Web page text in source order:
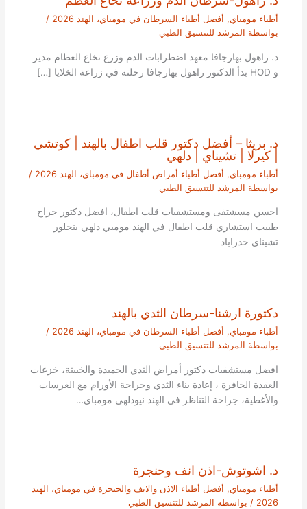
أطباء مومباي, أفضل أطباء السرطان في مومباي، الهند 2026
/
بواسطة المرشد للتنسيق الطبي
د. راهول بهارجافا معهد اضطرابات الدم وزرع نخاع العظام مدير
و HOD بدأ الدكتور راهول بهارجافا رحلته في زراعة الخلايا […]
د. بريثا – أفضل دكتور قلب اطفال بالهند | كوتشي
| كيرلا | تشيناي | دلهي
أطباء مومباي, أفضل أطباء أمراض أطفال في مومباي، الهند 2026
/
بواسطة المرشد للتنسيق الطبي
احسن مسشتفى ومستشفيات قلب اطفال، افضل دكتور جراح
طبيب استشاري قلب اطفال في الهند مومبي دلهي بنجلور
تشيناي حدراباد
دكتورة ارشنا-سرطان الثدي بالهند
أطباء مومباي, أفضل أطباء السرطان في مومباي، الهند 2026
/
بواسطة المرشد للتنسيق الطبي
افضل مستشفيات دكتور أمراض الثدي الحميدة والخبيثة، خزعات
العقدة الخافرة ، إعادة بناء الثدي وجراحة الأورام مع الغرسات
والأغطية، جراحة التناظر في الهند نيودلهي مومباي…
د. اشوتوش-اذن انف وحنجرة
أطباء مومباي, أفضل أطباء الاذن والانف والحنجرة في مومباي، الهند
2026 / بواسطة المرشد للتنسيق الطبي